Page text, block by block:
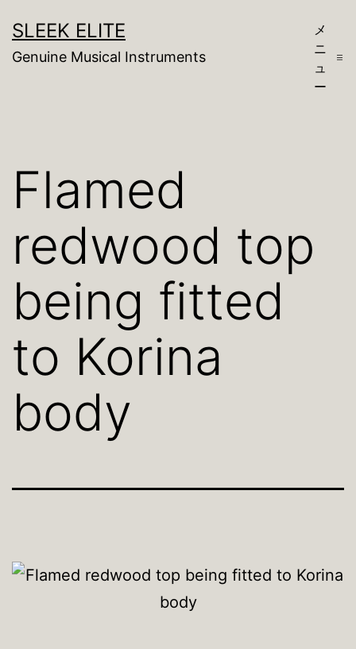
ン
テ
SLEEK ELITE
Genuine Musical Instruments
メ
ニ
ュ
ー
Flamed
redwood top
being fitted
to Korina
body